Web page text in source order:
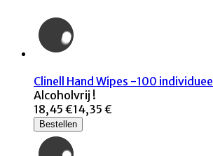
Clinell Hand Wipes -100 individueel
Alcoholvrij !
18,45 €14,35 €
Bestellen